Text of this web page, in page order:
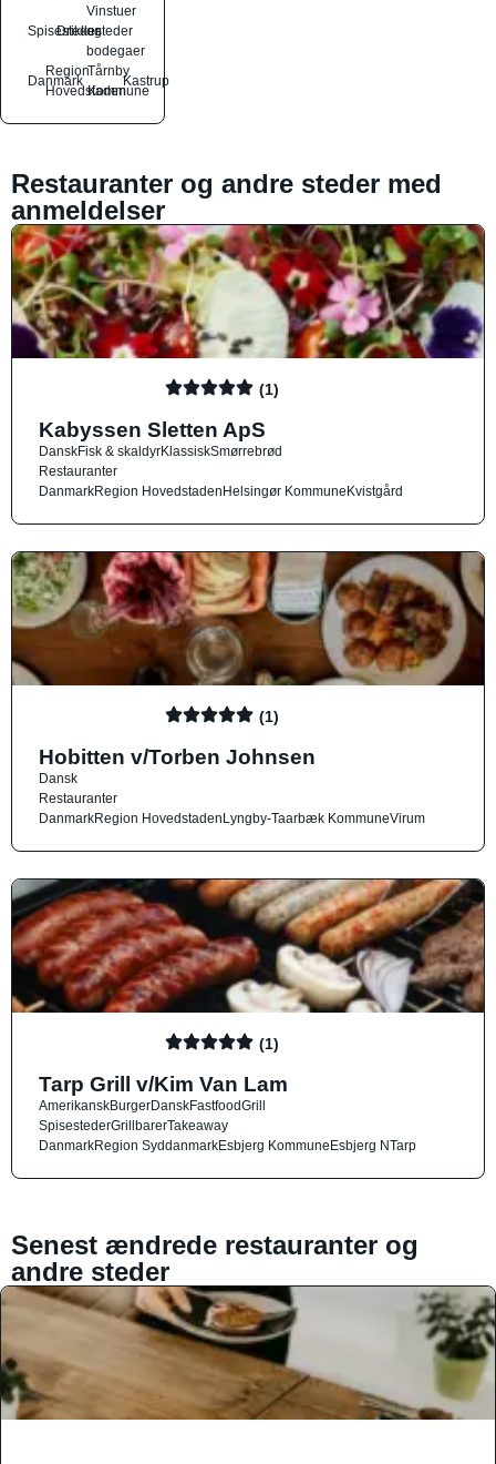
Spisesteder
Drikkesteder
Vinstuer
og
bodegaer
Danmark
Region
Hovedstaden
Tårnby
Kommune
Kastrup
Restauranter og andre steder med
anmeldelser
(1)
Kabyssen Sletten ApS
DanskFisk & skaldyrKlassiskSmørrebrød
Restauranter
DanmarkRegion HovedstadenHelsingør KommuneKvistgård
(1)
Hobitten v/Torben Johnsen
Dansk
Restauranter
DanmarkRegion HovedstadenLyngby-Taarbæk KommuneVirum
(1)
Tarp Grill v/Kim Van Lam
AmerikanskBurgerDanskFastfoodGrill
SpisestederGrillbarerTakeaway
DanmarkRegion SyddanmarkEsbjerg KommuneEsbjerg NTarp
Senest ændrede restauranter og
andre steder